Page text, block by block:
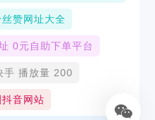
赞网址大全
0元自助下单平台
手 播放量 200
音网站